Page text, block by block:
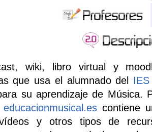
wiki, libro virtual y
que usa el alumnado del
su aprendizaje de Música.
educacionmusical.escontiene
vídeos y otros tipos de